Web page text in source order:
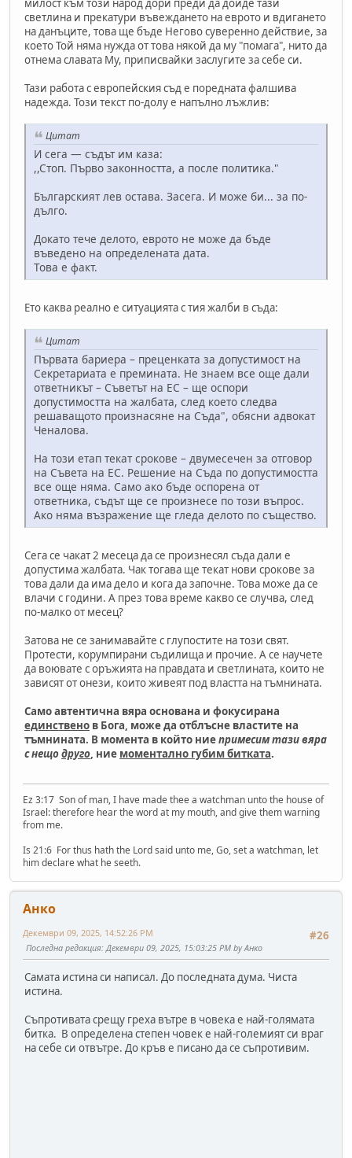
милост към този народ дори преди да дойде тази
светлина и прекатури въвеждането на еврото и вдигането
на данъците, това ще бъде Негово суверенно действие, за
което Той няма нужда от това някой да му "помага", нито да
отнема славата Му, приписвайки заслугите за себе си.
Тази работа с европейския съд е поредната фалшива
надежда. Този текст по-долу е напълно лъжлив:
Цитат
И сега — съдът им каза:
,,Стоп. Първо законността, а после политика."
Българският лев остава. Засега. И може би... за по-
дълго.
Докато тече делото, еврото не може да бъде
въведено на определената дата.
Това е факт.
Ето каква реално е ситуацията с тия жалби в съда:
Цитат
Първата бариера – преценката за допустимост на
Секретариата е премината. Не знаем все още дали
ответникът – Съветът на ЕС – ще оспори
допустимостта на жалбата, след което следва
решаващото произнасяне на Съда", обясни адвокат
Ченалова.
На този етап текат срокове – двумесечен за отговор
на Съвета на ЕС. Решение на Съда по допустимостта
все още няма. Само ако бъде оспорена от
ответника, съдът ще се произнесе по този въпрос.
Ако няма възражение ще гледа делото по същество.
Сега се чакат 2 месеца да се произнесял съда дали е
допустима жалбата. Чак тогава ще текат нови срокове за
това дали да има дело и кога да започне. Това може да се
влачи с години. А през това време какво се случва, след
по-малко от месец?
Затова не се занимавайте с глупостите на този свят.
Протести, корумпирани съдилища и прочие. А се научете
да воювате с оръжията на правдата и светлината, които не
зависят от онези, които живеят под властта на тъмнината.
Само автентична вяра основана и фокусирана
единствено в Бога, може да отблъсне властите на
тъмнината. В момента в който ниепримесим тази вяра
с нещодруго, ние моментално губим битката.
Ez 3:17 Son of man, I have made thee a watchman unto the house of
Israel: therefore hear the word at my mouth, and give them warning
from me.
Is 21:6 For thus hath the Lord said unto me, Go, set a watchman, let
him declare what he seeth.
Анко
#26
Декември 09, 2025, 14:52:26 PM
Последна редакция: Декември 09, 2025, 15:03:25 PM by Анко
Самата истина си написал. До последната дума. Чиста
истина.
Съпротивата срещу греха вътре в човека е най-голямата
битка. В определена степен човек е най-големият си враг
на себе си отвътре. До кръв е писано да се съпротивим.